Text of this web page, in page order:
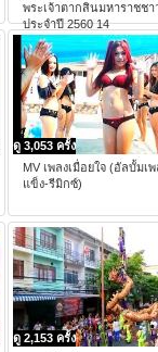
พระเจ้าตากสินมหาราชช
ประจำปี 2560 14
ดู 3,053 ครั้ง
MV เพลงเมื่อยใจ (อัลบั้มเ
แข็ง-รีมิกซ์)
ดู 2,153 ครั้ง